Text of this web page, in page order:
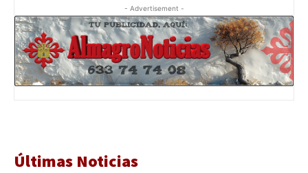
- Advertisement -
Últimas Noticias